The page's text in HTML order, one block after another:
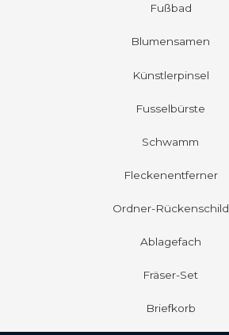
Fußbad
Blumensamen
Künstlerpinsel
Fusselbürste
Schwamm
Fleckenentferner
Ordner-Rückenschild
Ablagefach
Fräser-Set
Briefkorb